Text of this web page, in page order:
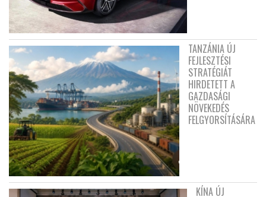
TANZÁNIA ÚJ
FEJLESZTÉSI
STRATÉGIÁT
HIRDETETT A
GAZDASÁGI
NÖVEKEDÉS
FELGYORSÍTÁSÁRA
KÍNA ÚJ